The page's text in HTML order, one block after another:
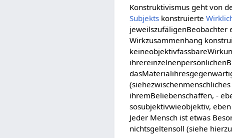
Konstruktivismus geht von
Subjekts konstruierte
jeweilszufäligenBeobachter
Wirkzusammenhang
ihremBeliebenschaffen, -
sosubjektivwieobjektiv,
Jeder Mensch ist etwas
nichtsgeltensoll (siehe